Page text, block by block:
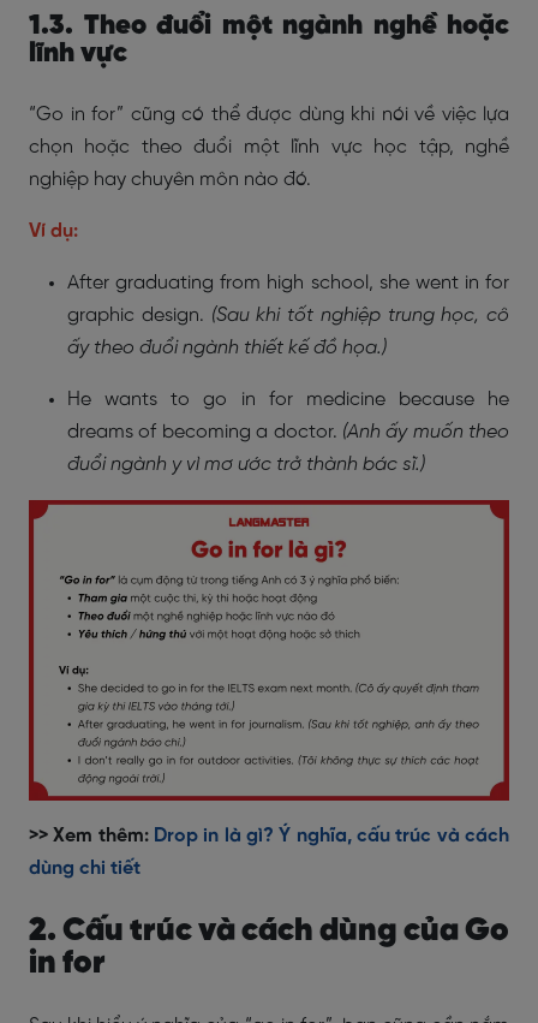
1.3. Theo đuổi một ngành nghề hoặc
lĩnh vực
“Go in for” cũng có thể được dùng khi nói về việc lựa
chọn hoặc theo đuổi một lĩnh vực học tập, nghề
nghiệp hay chuyên môn nào đó.
Ví dụ:
After graduating from high school, she went in for
graphic design. (Sau khi tốt nghiệp trung học, cô
ấy theo đuổi ngành thiết kế đồ họa.)
He wants to go in for medicine because he
dreams of becoming a doctor. (Anh ấy muốn theo
đuổi ngành y vì mơ ước trở thành bác sĩ.)
>> Xem thêm: Drop in là gì? Ý nghĩa, cấu trúc và cách
dùng chi tiết
2. Cấu trúc và cách dùng của Go
in for